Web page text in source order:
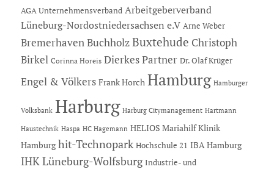
AGA Unternehmensverband Arbeitgeberverband
Lüneburg-Nordostniedersachsen e.V Arne Weber
Bremerhaven Buchholz Buxtehude Christoph
Birkel Corinna Horeis Dierkes Partner Dr. Olaf Krüger
Engel & Völkers Frank Horch Hamburg Hamburger
Volksbank Harburg Harburg Citymanagement Hartmann
Haustechnik Haspa HC Hagemann HELIOS Mariahilf Klinik
Hamburg hit-Technopark Hochschule 21 IBA Hamburg
IHK Lüneburg-Wolfsburg Industrie- und